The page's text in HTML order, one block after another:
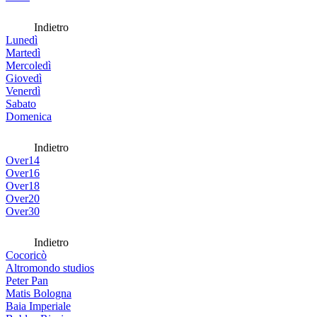
Indietro
Lunedì
Martedì
Mercoledì
Giovedì
Venerdì
Sabato
Domenica
Indietro
Over14
Over16
Over18
Over20
Over30
Indietro
Cocoricò
Altromondo studios
Peter Pan
Matis Bologna
Baia Imperiale